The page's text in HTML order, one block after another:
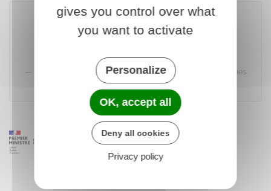
Institut national de la statistique et des études économiques
(Insee)
gives you control over what
you want to activate
Personalize
OK, accept all
Deny all cookies
Privacy policy